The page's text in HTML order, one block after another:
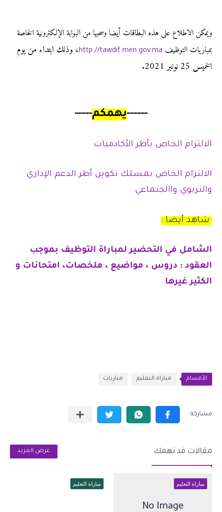
ويمكن الاطلاع على هذه البطاقات أيضا وسحبها من البوابة الإلكترونيةالخاصة
بمباريات التوظيف http://tawdif.men.gov.ma، وذلك ابتداء من يوم
الخميس 25 نونبر 2021.
------يهمكم-----
الالتزام الخاص بأطر الأكادميات
الالتزام الخاص بمسلك تكوين أطر الدعم الإداري
والتربوي واالجتماعي
شاهد أيضا :
الشامل في التحضير لمباراة التوظيف بموجب
العقود : دروس ، مواضيع ، ملخصات، امتحانات و
الكثير غيرها
الأقسام مباراة التعليم مباريات
مقالات قد تهمك عرض المزيد
مباراة التعليم مباراة التعليم